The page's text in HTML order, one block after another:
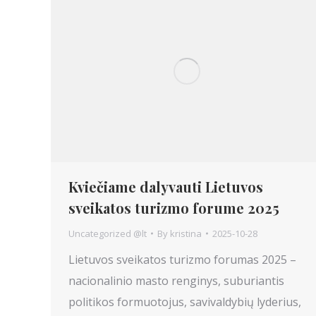
Kviečiame dalyvauti Lietuvos
sveikatos turizmo forume 2025
Uncategorized @lt By kristina 2025-10-28
Lietuvos sveikatos turizmo forumas 2025 –
nacionalinio masto renginys, suburiantis
politikos formuotojus, savivaldybių lyderius,